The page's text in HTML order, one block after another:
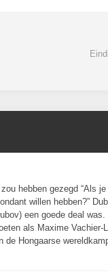
hebben gezegd “Als
willen hebben?”
een goede deal was.
als Maxime Vachier-
Hongaarse